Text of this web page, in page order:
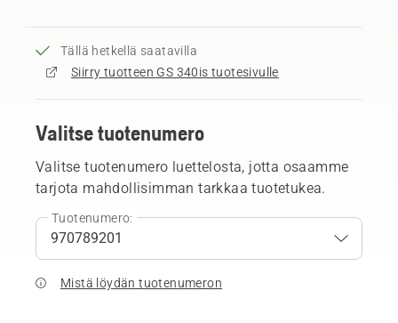
Tällä hetkellä saatavilla
Siirry tuotteen GS 340is tuotesivulle
Valitse tuotenumero
Valitse tuotenumero luettelosta, jotta osaamme
tarjota mahdollisimman tarkkaa tuotetukea.
Tuotenumero:
Mistä löydän tuotenumeron